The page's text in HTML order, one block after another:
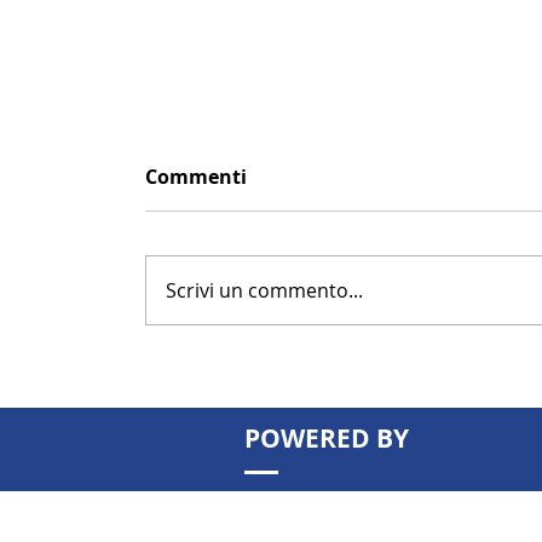
Patrimonio immobiliare:
basta più. Come valorizzarlo per
Commenti
Scrivi un commento...
POWERED BY